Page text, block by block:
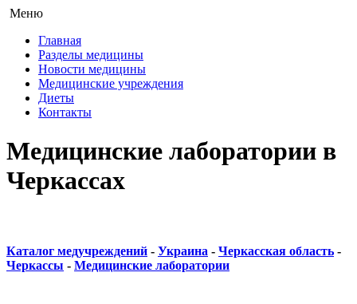
Меню
Главная
Разделы медицины
Новости медицины
Медицинские учреждения
Диеты
Контакты
Медицинские лаборатории в
Черкассах
Каталог медучреждений - Украина - Черкасская область -
Черкассы - Медицинские лаборатории